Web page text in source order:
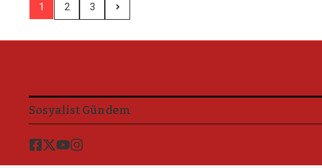
1 2 3
Sosyalist Gündem